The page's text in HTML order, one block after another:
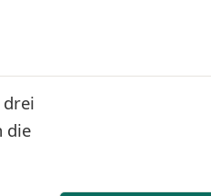
drei
die